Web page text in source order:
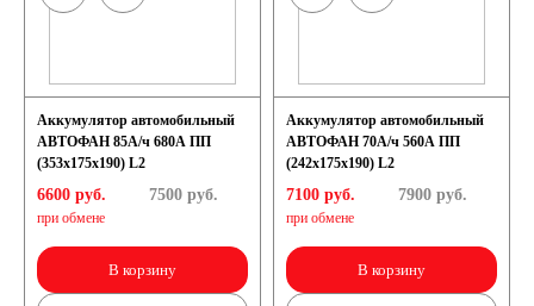
Аккумулятор автомобильный
АВТОФАН 85А/ч 680А ПП
(353x175x190) L2
6600 руб.
при обмене
7500руб.
В корзину
Аккумулятор автомобильный
АВТОФАН 70А/ч 560А ПП
(242x175x190) L2
7100 руб.
при обмене
7900руб.
В корзину